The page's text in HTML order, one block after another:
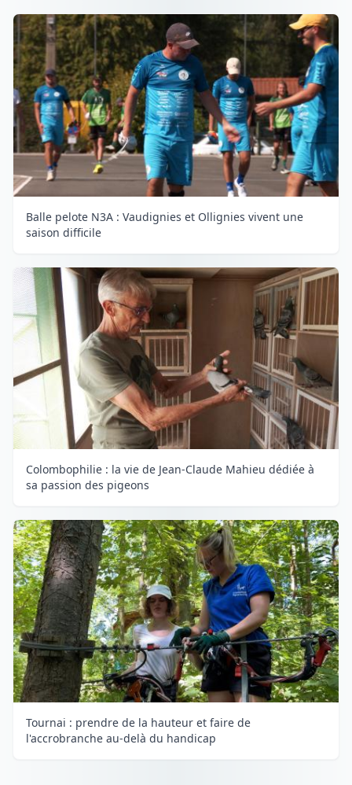
Balle pelote N3A : Vaudignies et Ollignies vivent une
saison difficile
Colombophilie : la vie de Jean-Claude Mahieu dédiée à
sa passion des pigeons
Tournai : prendre de la hauteur et faire de
l'accrobranche au-delà du handicap